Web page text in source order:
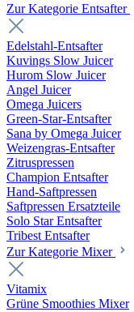
Zur Kategorie Entsafter
Edelstahl-Entsafter
Kuvings Slow Juicer
Hurom Slow Juicer
Angel Juicer
Omega Juicers
Green-Star-Entsafter
Sana by Omega Juicer
Weizengras-Entsafter
Zitruspressen
Champion Entsafter
Hand-Saftpressen
Saftpressen Ersatzteile
Solo Star Entsafter
Tribest Entsafter
Zur Kategorie Mixer
Vitamix
Grüne Smoothies Mixer